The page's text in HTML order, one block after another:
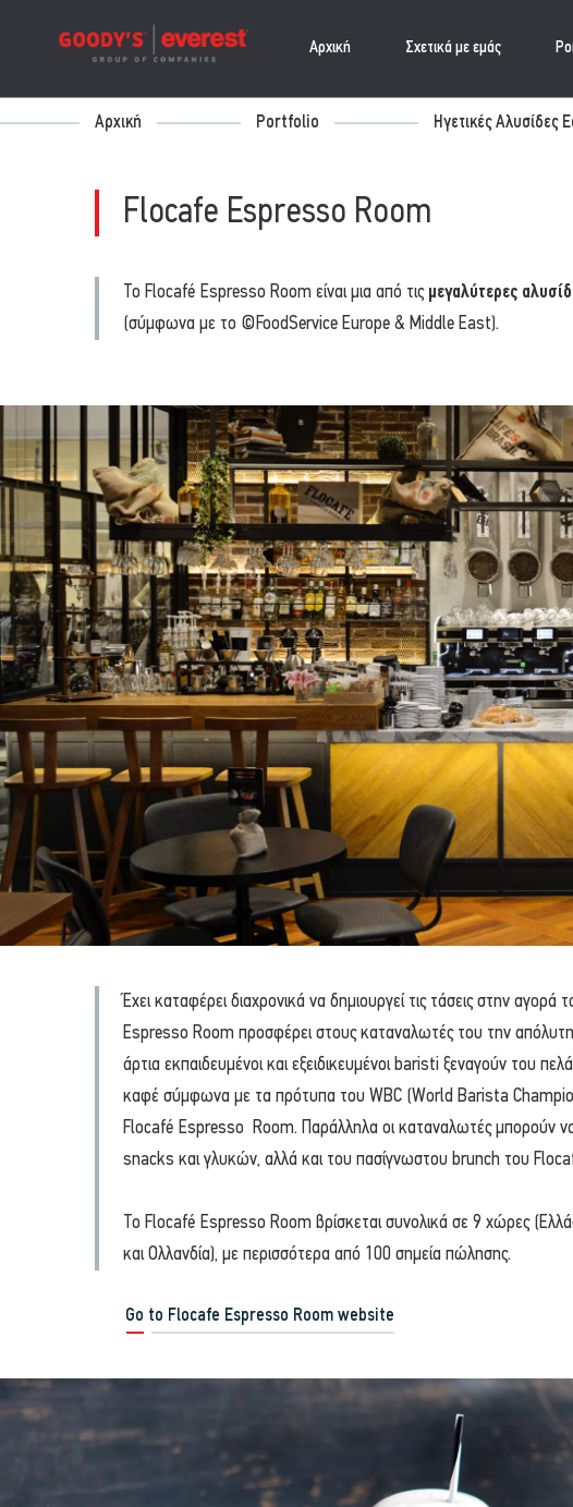
Αρχική Σχετικά με εμάς
Αρχική Portfolio Ηγετικές Αλυσίδες
Flocafe Espresso Room
Το Flocafé Espresso Room είναι μια από τις μεγαλύτερες
(σύμφωνα με το ©FoodService Europe & Middle East).
Έχει καταφέρει διαχρονικά να δημιουργεί τις τάσεις στην
Espresso Room προσφέρει στους καταναλωτές του την
άρτια εκπαιδευμένοι και εξειδικευμένοι baristi ξεναγούν του
καφέ σύμφωνα με τα πρότυπα του WBC (World Barista
Flocafé Espresso Room. Παράλληλα οι καταναλωτές μπορούν
snacks και γλυκών, αλλά και του πασίγνωστου brunch του
Το Flocafé Espresso Room βρίσκεται συνολικά σε 9 χώρες
και Ολλανδία), με περισσότερα από 100 σημεία πώλησης.
Go to Flocafe Espresso Room website